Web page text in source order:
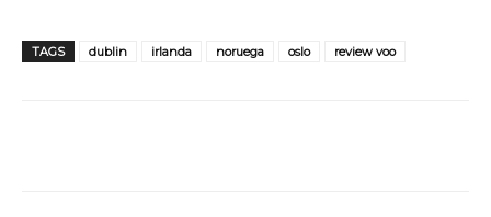
TAGS dublin irlanda noruega oslo review voo